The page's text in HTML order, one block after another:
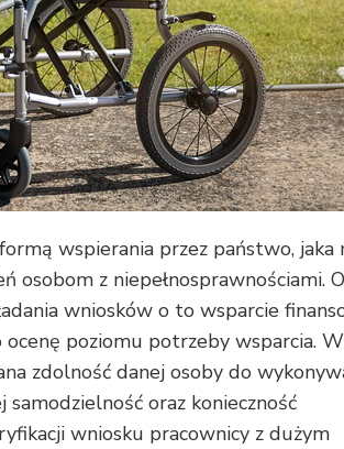
wspierania przez państwo, jaka
osobom z niepełnosprawnościami.
wniosków o to wsparcie
poziomu potrzeby wsparcia. W
zdolność danej osoby do
samodzielność oraz konieczność
wniosku pracownicy z dużym